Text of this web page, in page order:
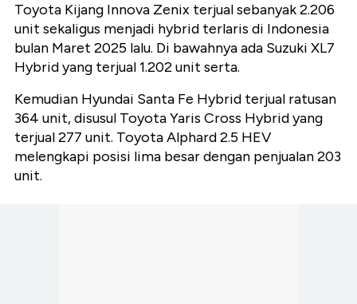
Toyota Kijang Innova Zenix terjual sebanyak 2.206
unit sekaligus menjadi hybrid terlaris di Indonesia
bulan Maret 2025 lalu. Di bawahnya ada Suzuki XL7
Hybrid yang terjual 1.202 unit serta.
Kemudian Hyundai Santa Fe Hybrid terjual ratusan
364 unit, disusul Toyota Yaris Cross Hybrid yang
terjual 277 unit. Toyota Alphard 2.5 HEV
melengkapi posisi lima besar dengan penjualan 203
unit.